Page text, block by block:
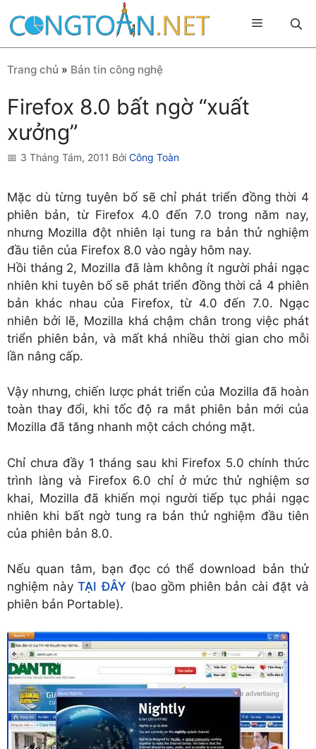
đến
Menu
Trang chủ » Bản tin công nghệ
Firefox 8.0 bất ngờ “xuất
xưởng”
3 Tháng Tám, 2011 Bởi Công Toàn
Mặc dù từng tuyên bố sẽ chỉ phát triển đồng thời 4
phiên bản, từ Firefox 4.0 đến 7.0 trong năm nay,
nhưng Mozilla đột nhiên lại tung ra bản thử nghiệm
đầu tiên của Firefox 8.0 vào ngày hôm nay.
Hồi tháng 2, Mozilla đã làm không ít người phải ngạc
nhiên khi tuyên bố sẽ phát triển đồng thời cả 4 phiên
bản khác nhau của Firefox, từ 4.0 đến 7.0. Ngạc
nhiên bởi lẽ, Mozilla khá chậm chân trong việc phát
triển phiên bản, và mất khá nhiều thời gian cho mỗi
lần nâng cấp.
Vậy nhưng, chiến lược phát triển của Mozilla đã hoàn
toàn thay đổi, khi tốc độ ra mắt phiên bản mới của
Mozilla đã tăng nhanh một cách chóng mặt.
Chỉ chưa đầy 1 tháng sau khi Firefox 5.0 chính thức
trình làng và Firefox 6.0 chỉ ở mức thử nghiệm sơ
khai, Mozilla đã khiến mọi người tiếp tục phải ngạc
nhiên khi bất ngờ tung ra bản thử nghiệm đầu tiên
của phiên bản 8.0.
Nếu quan tâm, bạn đọc có thể download bản thử
nghiệm nàyTẠI ĐÂY (bao gồm phiên bản cài đặt và
phiên bản Portable).